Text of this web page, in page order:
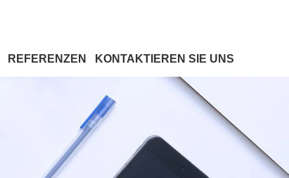
REFERENZEN KONTAKTIEREN SIE UNS